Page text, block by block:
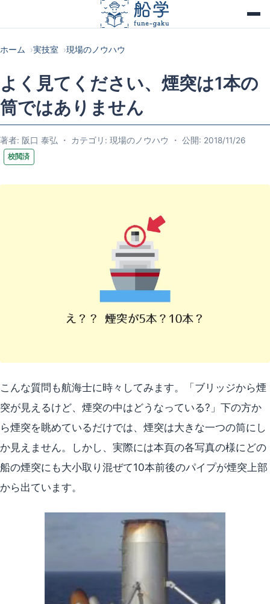
ホーム 実技室 現場のノウハウ
よく見てください、煙突は1本の
筒ではありません
著者: 阪口 泰弘 ・ カテゴリ: 現場のノウハウ ・ 公開: 2018/11/26
校閲済
こんな質問も航海士に時々してみます。「ブリッジから煙
突が見えるけど、煙突の中はどうなっている?」下の方か
ら煙突を眺めているだけでは、煙突は大きな一つの筒にし
か見えません。しかし、実際には本頁の各写真の様にどの
船の煙突にも大小取り混ぜて10本前後のパイプが煙突上部
から出ています。